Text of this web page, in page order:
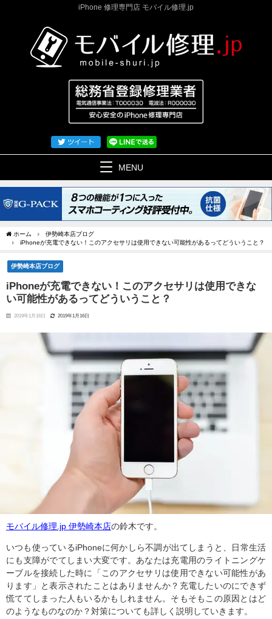
iPhone 修理専門店 モバイル修理.jp
MENU
ホーム
伊勢崎本店ブログ
iPhoneが充電できない！このアクセサリは使用できない可能性があるってどういうこと？
伊勢崎本店ブログ
iPhoneが充電できない！このアクセサリは使用できな
い可能性があるってどういうこと？
2019年1月16日 2019年1月16日
モバイル修理.jp 伊勢崎本店の鈴木です。
いつも使っているiPhoneに何かしら不調が出てしまうと、日常生活
にも支障がでてしまい大変です。あなたは充電用のライトニングケ
ーブルを接続した時に「このアクセサリは使用できない可能性があ
ります」と表示されたことはありませんか？充電したいのにできず
慌ててしまった人もいるかもしれません。そもそもこの原因とはど
のようなものなのか？対策についても詳しく説明していきます。